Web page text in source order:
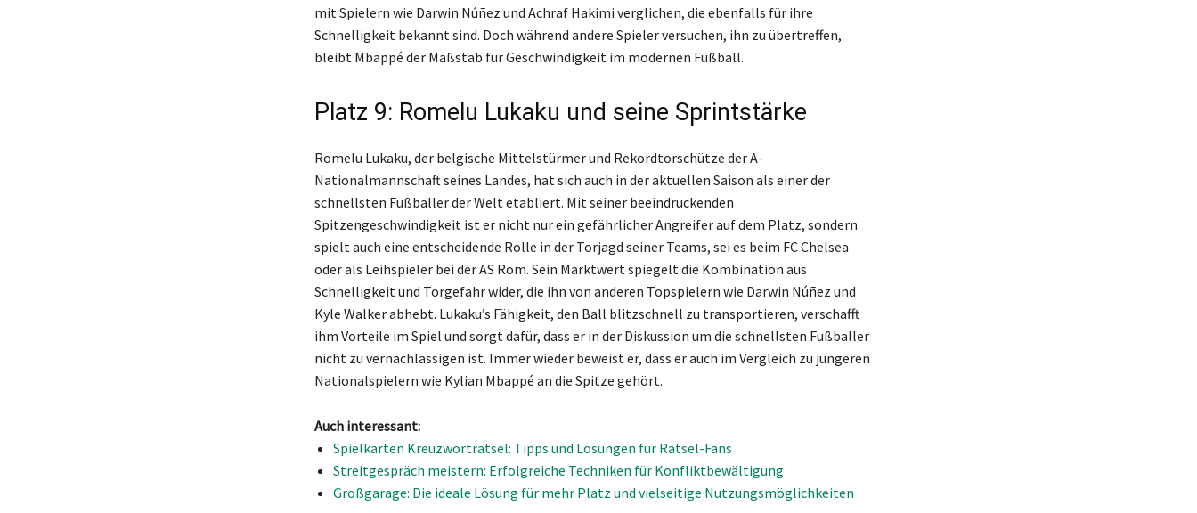
mit Spielern wie Darwin Núñez und Achraf Hakimi verglichen, die ebenfalls für ihre
Schnelligkeit bekannt sind. Doch während andere Spieler versuchen, ihn zu übertreffen,
bleibt Mbappé der Maßstab für Geschwindigkeit im modernen Fußball.
Platz 9: Romelu Lukaku und seine Sprintstärke
Romelu Lukaku, der belgische Mittelstürmer und Rekordtorschütze der A-
Nationalmannschaft seines Landes, hat sich auch in der aktuellen Saison als einer der
schnellsten Fußballer der Welt etabliert. Mit seiner beeindruckenden
Spitzengeschwindigkeit ist er nicht nur ein gefährlicher Angreifer auf dem Platz, sondern
spielt auch eine entscheidende Rolle in der Torjagd seiner Teams, sei es beim FC Chelsea
oder als Leihspieler bei der AS Rom. Sein Marktwert spiegelt die Kombination aus
Schnelligkeit und Torgefahr wider, die ihn von anderen Topspielern wie Darwin Núñez und
Kyle Walker abhebt. Lukaku’s Fähigkeit, den Ball blitzschnell zu transportieren, verschafft
ihm Vorteile im Spiel und sorgt dafür, dass er in der Diskussion um die schnellsten Fußballer
nicht zu vernachlässigen ist. Immer wieder beweist er, dass er auch im Vergleich zu jüngeren
Nationalspielern wie Kylian Mbappé an die Spitze gehört.
Auch interessant:
Spielkarten Kreuzworträtsel: Tipps und Lösungen für Rätsel-Fans
Streitgespräch meistern: Erfolgreiche Techniken für Konfliktbewältigung
Großgarage: Die ideale Lösung für mehr Platz und vielseitige Nutzungsmöglichkeiten